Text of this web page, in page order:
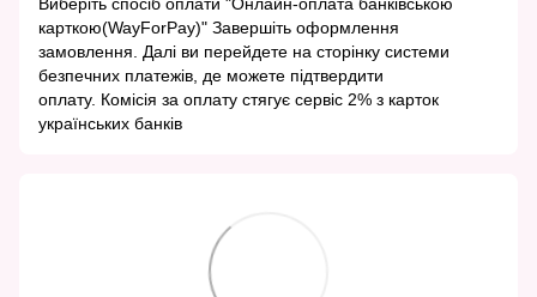
карткою(WayForPay)" Завершіть оформлення
замовлення. Далі ви перейдете на сторінку системи
безпечних платежів, де можете підтвердити
оплату. Комісія за оплату стягує сервіс 2% з карток
українських банків